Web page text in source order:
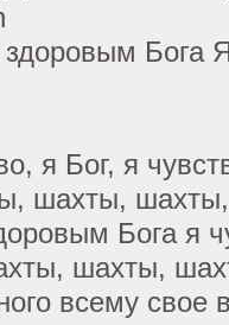
Бога
я Бог, я
шахты, шахты,
Бога я
шахты,
всему свое